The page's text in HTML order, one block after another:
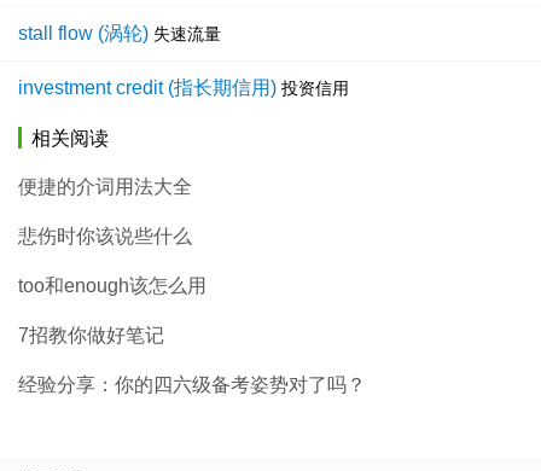
stall flow (涡轮) 失速流量
investment credit (指长期信用) 投资信用
相关阅读
便捷的介词用法大全
悲伤时你该说些什么
too和enough该怎么用
7招教你做好笔记
经验分享：你的四六级备考姿势对了吗？